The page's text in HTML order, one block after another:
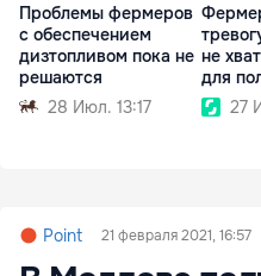
Проблемы фермеров
с обеспечением
дизтопливом пока не
решаются
28 Июл. 13:17
не
для
27
Point 21 февраля 2021, 16:57